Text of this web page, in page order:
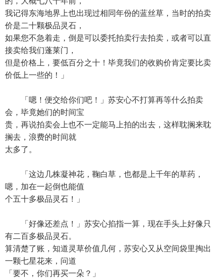
我记得东海地界上也出现过相同年份的蓝丝草，当时的拍卖
价是二十颗极品灵石，
如果您不急着走，倒是可以委托拍卖行去拍卖，或者可以直
接卖给我们蓬莱门，
但是价格上，要低百分之十！毕竟我们的收购价肯定要比卖
价低上一些的！」
「嗯！便交给你们吧！」苏安心不打算再等什么拍卖
会，毕竟她们的时间宝
贵，再说拍卖会上也不一定能马上拍的出去，这样耽搁来耽
搁去，浪费的时间就
太多了。
「这边几株凝神花，鞠白草，也都是上千年的草药，
嗯，加在一起倒也能值
个五十多极品灵石！」
「好像还差点！」苏安心掐指一算，现在手头上好像只
有二百多极品灵石。
算清楚了账，知道灵草价值几何，苏安心又从空间袋里掏出
一颗七星花来，问道
「要不，你们再买一朵？」